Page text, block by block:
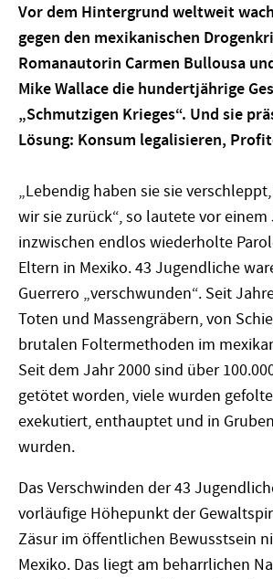
Vor dem Hintergrund weltweit
gegen den mexikanischen
Romanautorin Carmen Bullousa
Mike Wallace die hundertjährige
„Schmutzigen Krieges“. Und sie
Lösung: Konsum legalisieren,
„Lebendig haben sie sie
wir sie zurück“, so lautete vor einem
inzwischen endlos wiederholte
Eltern in Mexiko. 43 Jugendliche
Guerrero „verschwunden“. Seit
Toten und Massengräbern, von
brutalen Foltermethoden im
Seit dem Jahr 2000 sind über
getötet worden, viele wurden
exekutiert, enthauptet und in
wurden.
Das Verschwinden der 43
vorläufige Höhepunkt der
Zäsur im öffentlichen Bewusstsein
Mexiko. Das liegt am beharrlichen